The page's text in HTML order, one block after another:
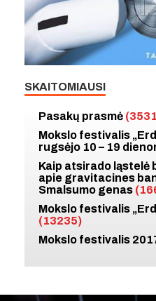
SKAITOMIAUSI
Pasakų prasmė
Mokslo festivalis
rugsėjo 10 – 19
Kaip atsirado ląstelė
apie gravitacines
Smalsumo genas
Mokslo festivalis
(13235)
Mokslo festivalis